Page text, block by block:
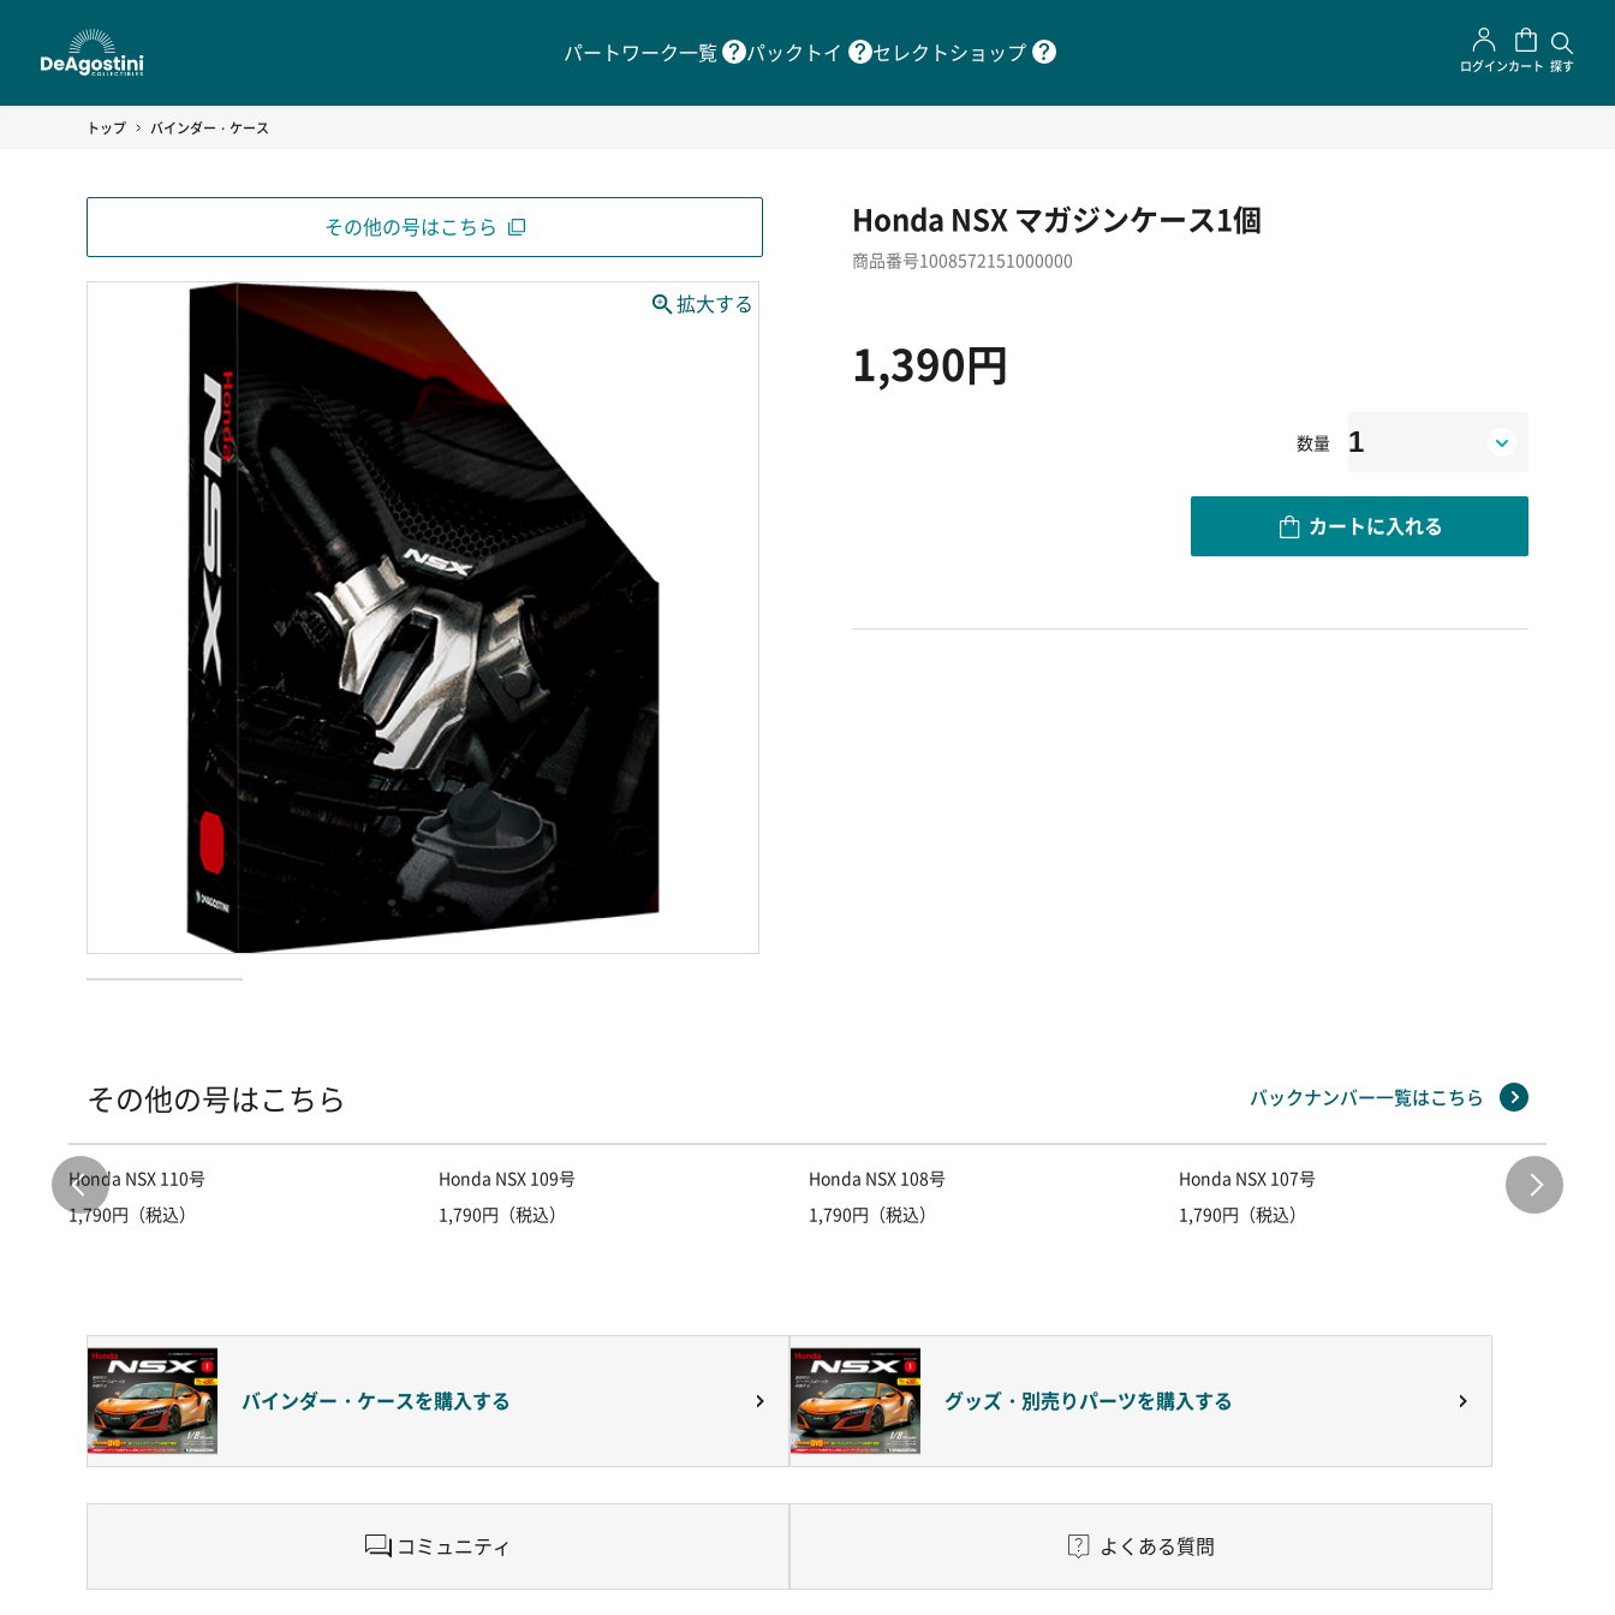
パートワーク一覧 パックトイ セレクトショップ ログインカート 探す
トップ バインダー・ケース
その他の号はこちら Honda NSX マガジンケース1個
商品番号1008572151000000
1,390円
数量
カートに入れる
その他の号はこちら
Honda NSX 110号
1,790円（税込）
Honda NSX 109号
1,790円（税込）
Honda NSX 108号
1,790円（税込）
Honda NSX 107号
1,790円（税込）
Honda
1,790円
バックナンバー一覧はこちら
バインダー・ケースを購入する グッズ・別売りパーツを購入する
コミュニティ よくある質問